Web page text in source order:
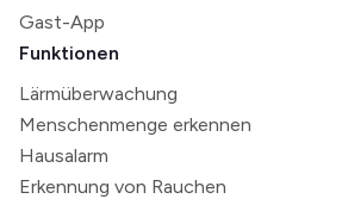
Gast-App
Funktionen
Lärmüberwachung
Menschenmenge erkennen
Hausalarm
Erkennung von Rauchen